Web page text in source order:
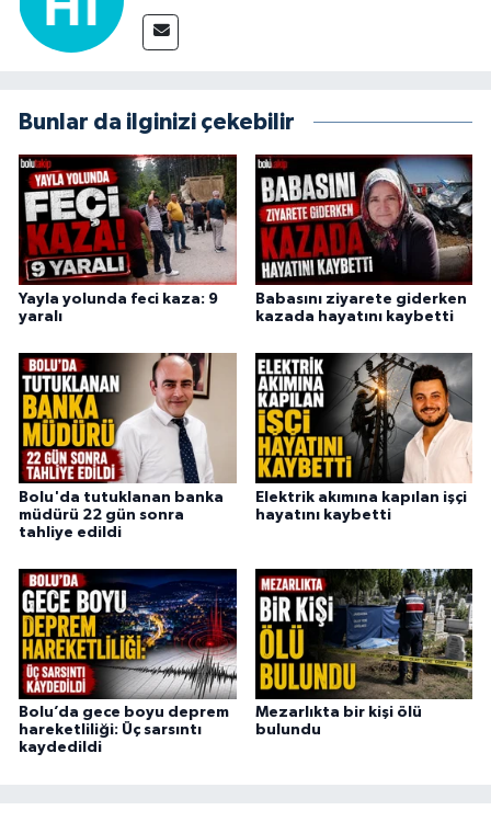
Bunlar da ilginizi çekebilir
Yayla yolunda feci kaza: 9
yaralı
Babasını ziyarete giderken
kazada hayatını kaybetti
Bolu'da tutuklanan banka
müdürü 22 gün sonra
tahliye edildi
Elektrik akımına kapılan işçi
hayatını kaybetti
Bolu’da gece boyu deprem
hareketliliği: Üç sarsıntı
kaydedildi
Mezarlıkta bir kişi ölü
bulundu